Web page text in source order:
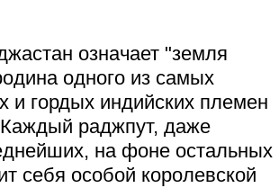
означает "земля
одного из самых
и гордых индийских племен
раджпут, даже
на фоне остальных
себя особой королевской